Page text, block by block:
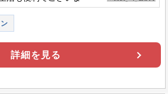
詳細を見る